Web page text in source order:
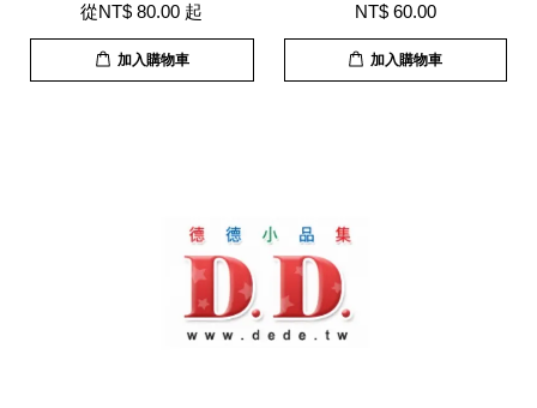
從NT$ 80.00 起
加入購物車
NT$ 60.00
加入購物車